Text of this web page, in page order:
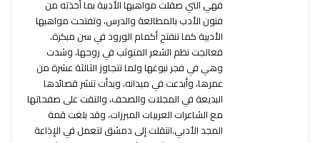
فهي التي صقلت مواهبها الأدبية بما أخذته من
فنون الأدب بالمطالعة والدرس، وتفتحت مواهبها
الأدبية كما تنفتح أكمام الورود في سن مبكرة،
فعالجت نظم الشعر المتوثب في روحها، وشدت
وهي في فجر نبوغها ولما تتجاوز الثالثة عشرة من
عمرها، وأبدعت في ميدانه، وبدأت تنشر قصائدها
البديعة في المجلات والصحف، والتقت على صفحاتها
مع الشاعرات العربيات المبرزات، وقد بلغت قمة
المجد الأدبي.انتقلت إلى دمشق لتعمل في الإذاعة